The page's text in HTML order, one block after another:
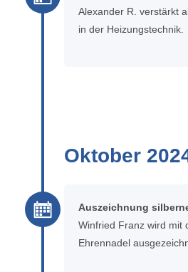
Alexander R. verstärkt
in der Heizungstechnik.
Oktober
Auszeichnung
Winfried Franz wird mit
Ehrennadel